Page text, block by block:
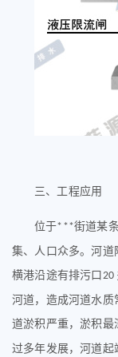
三、 工程应用
位于***街道某
集、人口众多。河道
横港沿途有排污口 20
河道，造成河道水质
道淤积严重，淤积最
过多年发展，河道起